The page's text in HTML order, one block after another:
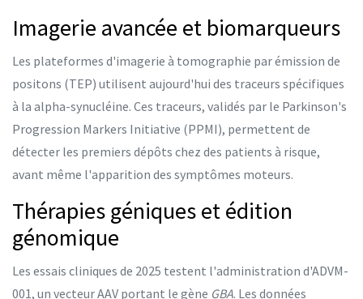
Imagerie avancée et biomarqueurs
Les plateformes d'imagerie à tomographie par émission de
positons (TEP) utilisent aujourd'hui des traceurs spécifiques
à la alpha-synucléine. Ces traceurs, validés par le Parkinson's
Progression Markers Initiative (PPMI), permettent de
détecter les premiers dépôts chez des patients à risque,
avant même l'apparition des symptômes moteurs.
Thérapies géniques et édition
génomique
Les essais cliniques de 2025 testent l'administration d'ADVM-
001, un vecteur AAV portant le gène GBA. Les données